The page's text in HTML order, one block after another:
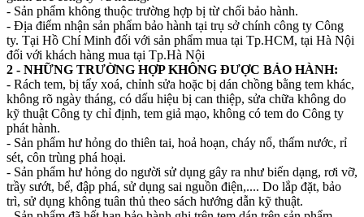
- Sản phẩm không thuộc trường hợp bị từ chối bảo hành.
- Địa điểm nhận sản phẩm bảo hành tại trụ sở chính công ty Công
ty. Tại Hồ Chí Minh đối với sản phẩm mua tại Tp.HCM, tại Hà Nội
đối với khách hàng mua tại Tp.Hà Nội
2 - NHỮNG TRƯỜNG HỢP KHÔNG ĐƯỢC BẢO HÀNH:
- Rách tem, bị tẩy xoá, chỉnh sửa hoặc bị dán chồng bằng tem khác,
không rõ ngày tháng, có dấu hiệu bị can thiệp, sửa chữa không do
kỹ thuật Công ty chỉ định, tem giả mạo, không có tem do Công ty
phát hành.
- Sản phẩm hư hỏng do thiên tai, hoả hoạn, cháy nổ, thấm nước, rỉ
sét, côn trùng phá hoại.
- Sản phẩm hư hỏng do người sử dụng gây ra như biến dạng, rơi vỡ,
trầy sướt, bể, đập phá, sử dụng sai nguồn điện,.... Do lắp đặt, bảo
trì, sử dụng không tuân thủ theo sách hướng dẫn kỹ thuật.